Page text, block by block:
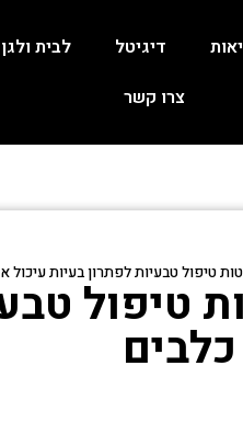
דיגיטל לבית ולגן
צרו קשר
טיפול
טיפול טבעיות לפתרון בעיות עיכול